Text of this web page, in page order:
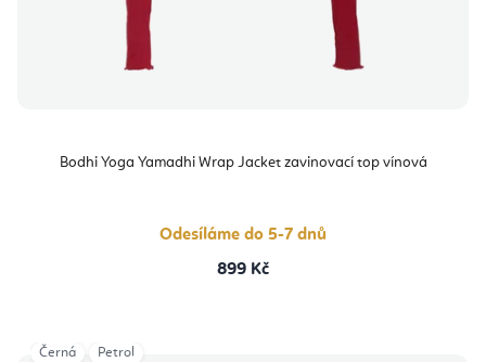
Bodhi Yoga Yamadhi Wrap Jacket zavinovací top vínová
Odesíláme do 5-7 dnů
899 Kč
Černá Petrol